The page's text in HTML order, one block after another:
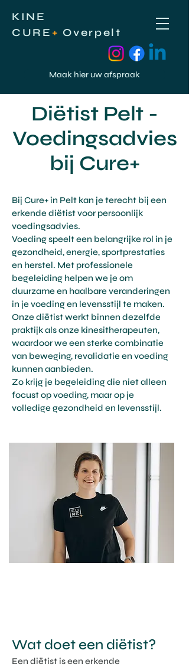
KINE
CURE + Overpelt
Maak hier uw afspraak
Diëtist Pelt -
Voedingsadvies
bij Cure+
Bij Cure+ in Pelt kan je terecht bij een
erkende diëtist voor persoonlijk
voedingsadvies.
Voeding speelt een belangrijke rol in je
gezondheid, energie, sportprestaties
en herstel. Met professionele
begeleiding helpen we je om
duurzame en haalbare veranderingen
in je voeding en levensstijl te maken.
Onze diëtist werkt binnen dezelfde
praktijk als onze kinesitherapeuten,
waardoor we een sterke combinatie
van beweging, revalidatie en voeding
kunnen aanbieden.
Zo krijg je begeleiding die niet alleen
focust op voeding, maar op je
volledige gezondheid en levensstijl.
Wat doet een diëtist?
Een diëtist is een erkende